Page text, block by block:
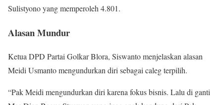
Sulistyono yang memperoleh 4.801.
Alasan Mundur
Ketua DPD Partai Golkar Blora, Siswanto menjelaskan alasan
Meidi Usmanto mengundurkan diri sebagai caleg terpilih.
“Pak Meidi mengundurkan diri karena fokus bisnis. Lalu di ganti